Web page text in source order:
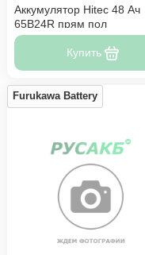
Аккумулятор Hitec 48 Ач
65B24R прям пол
Купить
Furukawa Battery